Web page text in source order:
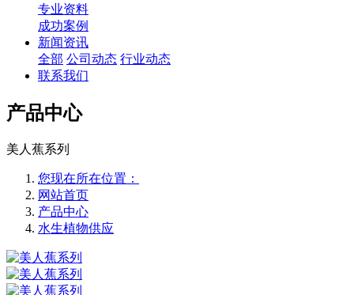
专业资料
成功案例
新闻资讯
全部 公司动态 行业动态
联系我们
产品中心
美人蕉系列
您现在所在位置：
网站首页
产品中心
水生植物供应